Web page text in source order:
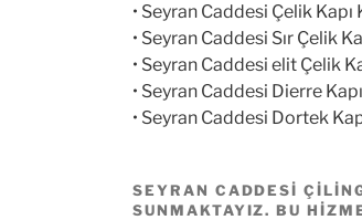
• Seyran Caddesi Çelik
• Seyran Caddesi Sır Çelik
• Seyran Caddesi elit Çelik
• Seyran Caddesi Dierre
• Seyran Caddesi Dortek
SEYRAN CADDESI
SUNMAKTAYIZ. BU